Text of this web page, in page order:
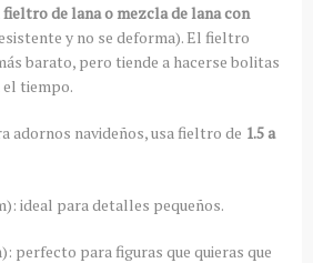
fieltro de lana o mezcla de lana con
y no se deforma). El fieltro
barato, pero tiende a hacerse bolitas
el tiempo.
adornos navideños, usa fieltro de 1.5 a
ideal para detalles pequeños.
perfecto para figuras que quieras que